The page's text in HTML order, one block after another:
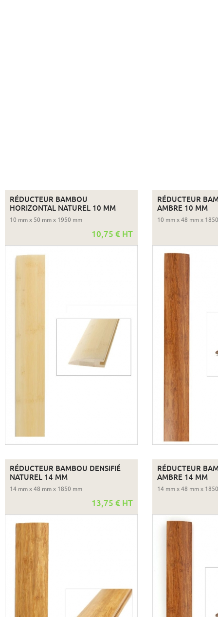
RÉDUCTEUR BAMBOU
HORIZONTAL NATUREL 10 MM
10 mm x 50 mm x 1950 mm
10,75 € HT
RÉDUCTEUR
AMBRE 10 MM
10 mm x 48 mm x
RÉDUCTEUR BAMBOU DENSIFIÉ
NATUREL 14 MM
14 mm x 48 mm x 1850 mm
13,75 € HT
RÉDUCTEUR
AMBRE 14 MM
14 mm x 48 mm x